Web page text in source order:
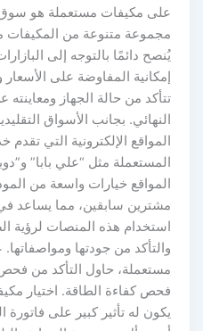
على مكيفات مستعملة هو سوق
مجموعة متنوعة من المكيفات
يُنصح دائمًا بالتوجه إلى
إمكانية المفاوضة على
تتأكد من حالة الجهاز ومعاينته
النهائي. بجانب الأسواق
المواقع الإلكترونية التي
المستعملة مثل “علي بابا”
المواقع خيارات واسعة من
مشترين سابقين، مما يساعد
استخدام هذه المنصات لرؤية
والتأكد من جودتها
مستعملة، حاول التأكد من
فحص كفاءة الطاقة. اختيار
يكون له تأثير كبير على فاتورة